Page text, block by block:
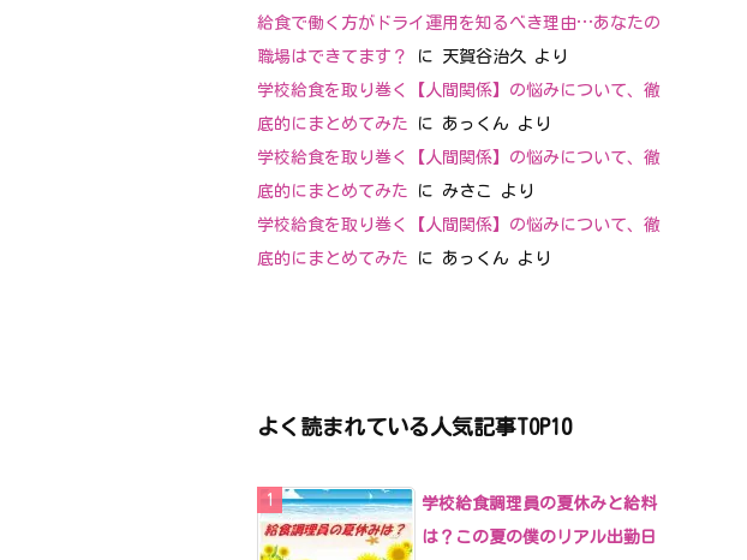
給食で働く方がドライ運用を知るべき理由…あなたの
職場はできてます？
に 天賀谷治久 より
学校給食を取り巻く【人間関係】の悩みについて、徹
底的にまとめてみた に あっくん より
学校給食を取り巻く【人間関係】の悩みについて、徹
底的にまとめてみた に みさこ
より
学校給食を取り巻く【人間関係】の悩みについて、徹
底的にまとめてみた に あっくん より
よく読まれている人気記事TOP10
学校給食調理員の夏休みと給料
は？この夏の僕のリアル出勤日